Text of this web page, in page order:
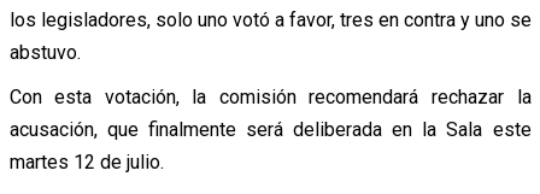
los legisladores, solo uno votó a favor, tres en contra y uno se
abstuvo.
Con esta votación, la comisión recomendará rechazar la
acusación, que finalmente será deliberada en la Sala este
martes 12 de julio.